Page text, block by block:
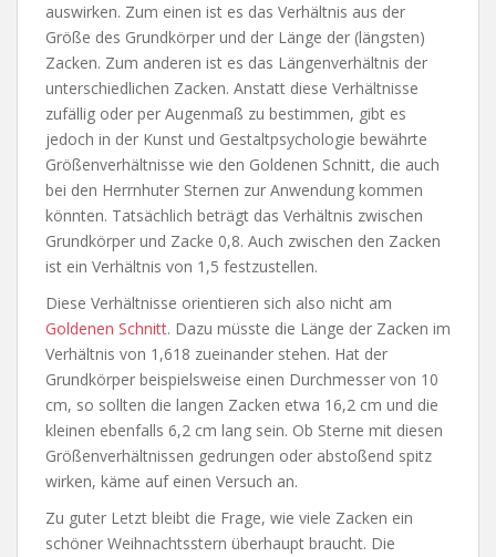
auswirken. Zum einen ist es das Verhältnis aus der
Größe des Grundkörper und der Länge der (längsten)
Zacken. Zum anderen ist es das Längenverhältnis der
unterschiedlichen Zacken. Anstatt diese Verhältnisse
zufällig oder per Augenmaß zu bestimmen, gibt es
jedoch in der Kunst und Gestaltpsychologie bewährte
Größenverhältnisse wie den Goldenen Schnitt, die auch
bei den Herrnhuter Sternen zur Anwendung kommen
könnten. Tatsächlich beträgt das Verhältnis zwischen
Grundkörper und Zacke 0,8. Auch zwischen den Zacken
ist ein Verhältnis von 1,5 festzustellen.
Diese Verhältnisse orientieren sich also nicht am
Goldenen Schnitt. Dazu müsste die Länge der Zacken im
Verhältnis von 1,618 zueinander stehen. Hat der
Grundkörper beispielsweise einen Durchmesser von 10
cm, so sollten die langen Zacken etwa 16,2 cm und die
kleinen ebenfalls 6,2 cm lang sein. Ob Sterne mit diesen
Größenverhältnissen gedrungen oder abstoßend spitz
wirken, käme auf einen Versuch an.
Zu guter Letzt bleibt die Frage, wie viele Zacken ein
schöner Weihnachtsstern überhaupt braucht. Die